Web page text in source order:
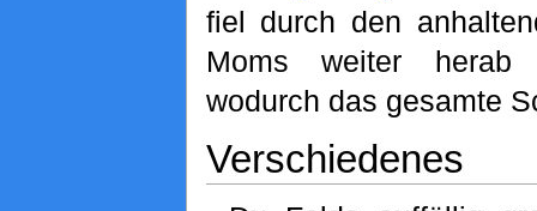
fiel durch den
Moms weiter herab
wodurch das gesamte
Verschiedenes